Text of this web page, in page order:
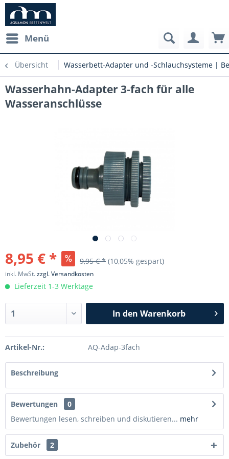
Menü
Übersicht Wasserbett-Adapter und -Schlauchsysteme |
Wasserhahn-Adapter 3-fach für alle
Wasseranschlüsse
8,95 € * 9,95 € * (10,05% gespart)
inkl. MwSt.zzgl. Versandkosten
Lieferzeit 1-3 Werktage
In den Warenkorb
Artikel-Nr.: AQ-Adap-3fach
Beschreibung
Bewertungen
0
Bewertungen lesen, schreiben und diskutieren... mehr
Zubehör 2